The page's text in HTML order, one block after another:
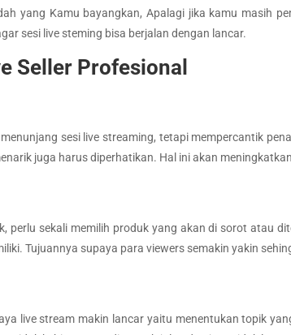
yang Kamu bayangkan, Apalagi jika kamu masih
sesi live steming bisa berjalan dengan lancar.
Seller Profesional
sesi live streaming, tetapi mempercantik
juga harus diperhatikan. Hal ini akan
perlu sekali memilih produk yang akan di sorot atau
Tujuannya supaya para viewers semakin yakin
live stream makin lancar yaitu menentukan topik